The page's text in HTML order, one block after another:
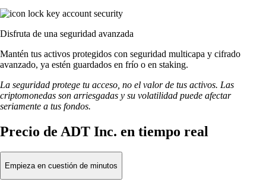
Disfruta de una seguridad avanzada
Mantén tus activos protegidos con seguridad multicapa y cifrado
avanzado, ya estén guardados en frío o en staking.
La seguridad protege tu acceso, no el valor de tus activos. Las
criptomonedas son arriesgadas y su volatilidad puede afectar
seriamente a tus fondos.
Precio de ADT Inc. en tiempo real
Empieza en cuestión de minutos